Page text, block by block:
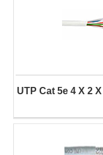
UTP Cat 5e 4 X 2